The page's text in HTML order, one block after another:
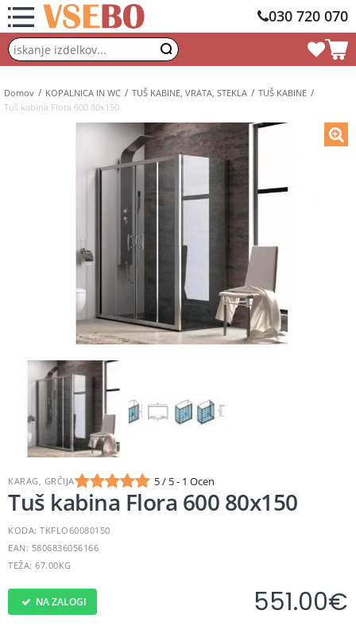
030 720 070
Domov KOPALNICA IN WC TUŠ KABINE, VRATA, STEKLA
TUŠ KABINE
Tuš kabina Flora 600 80x150
KARAG, GRČIJA 5 / 5 - 1 Ocen
Tuš kabina Flora 600 80x150
KODA: TKFLO60080150
EAN: 5806836056166
TEŽA: 67.00KG
NA ZALOGI 551.00€